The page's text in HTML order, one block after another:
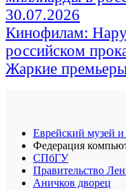
30.07.2026
Кинофилам:
российском
Жаркие
Еврейский музей и
Федерация
СПбГУ
Правительство
Аничков дворец